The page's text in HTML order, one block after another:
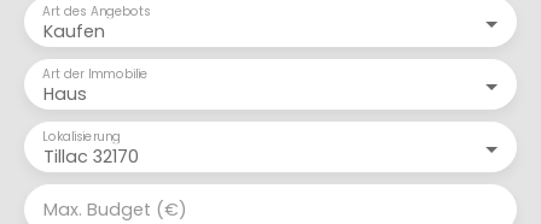
Kaufen
Art des Angebots
Haus
Art der Immobilie
Tillac 32170
Lokalisierung
Max. Budget (€)